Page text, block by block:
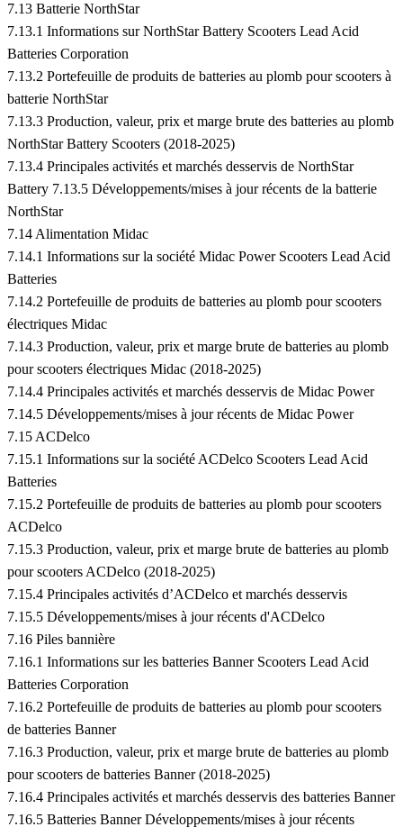
7.13 Batterie NorthStar
7.13.1 Informations sur NorthStar Battery Scooters Lead Acid
Batteries Corporation
7.13.2 Portefeuille de produits de batteries au plomb pour scooters à
batterie NorthStar
7.13.3 Production, valeur, prix et marge brute des batteries au plomb
NorthStar Battery Scooters (2018-2025)
7.13.4 Principales activités et marchés desservis de NorthStar
Battery 7.13.5 Développements/mises à jour récents de la batterie
NorthStar
7.14 Alimentation Midac
7.14.1 Informations sur la société Midac Power Scooters Lead Acid
Batteries
7.14.2 Portefeuille de produits de batteries au plomb pour scooters
électriques Midac
7.14.3 Production, valeur, prix et marge brute de batteries au plomb
pour scooters électriques Midac (2018-2025)
7.14.4 Principales activités et marchés desservis de Midac Power
7.14.5 Développements/mises à jour récents de Midac Power
7.15 ACDelco
7.15.1 Informations sur la société ACDelco Scooters Lead Acid
Batteries
7.15.2 Portefeuille de produits de batteries au plomb pour scooters
ACDelco
7.15.3 Production, valeur, prix et marge brute de batteries au plomb
pour scooters ACDelco (2018-2025)
7.15.4 Principales activités d’ACDelco et marchés desservis
7.15.5 Développements/mises à jour récents d'ACDelco
7.16 Piles bannière
7.16.1 Informations sur les batteries Banner Scooters Lead Acid
Batteries Corporation
7.16.2 Portefeuille de produits de batteries au plomb pour scooters
de batteries Banner
7.16.3 Production, valeur, prix et marge brute de batteries au plomb
pour scooters de batteries Banner (2018-2025)
7.16.4 Principales activités et marchés desservis des batteries Banner
7.16.5 Batteries Banner Développements/mises à jour récents